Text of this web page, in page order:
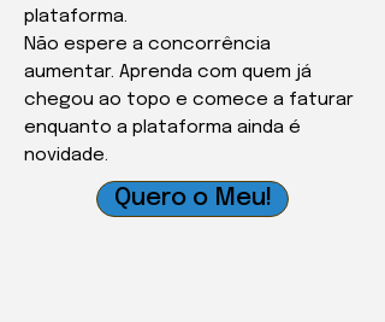
plataforma.
Não espere a concorrência
aumentar. Aprenda com quem já
chegou ao topo e comece a faturar
enquanto a plataforma ainda é
novidade.
Quero o Meu!